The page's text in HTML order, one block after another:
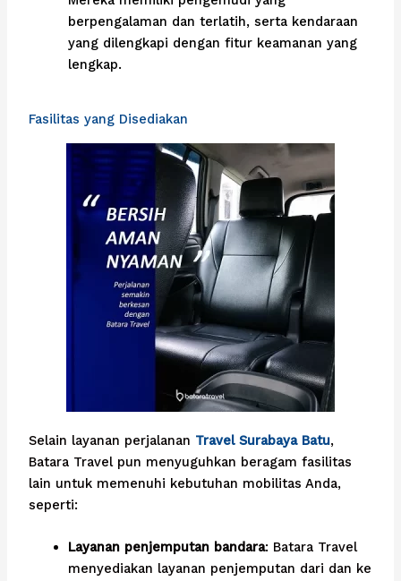
berpengalaman dan terlatih, serta kendaraan
yang dilengkapi dengan fitur keamanan yang
lengkap.
Fasilitas yang Disediakan
Selain layanan perjalanan Travel Surabaya Batu,
Batara Travel pun menyuguhkan beragam fasilitas
lain untuk memenuhi kebutuhan mobilitas Anda,
seperti:
Layanan penjemputan bandara: Batara Travel
menyediakan layanan penjemputan dari dan ke